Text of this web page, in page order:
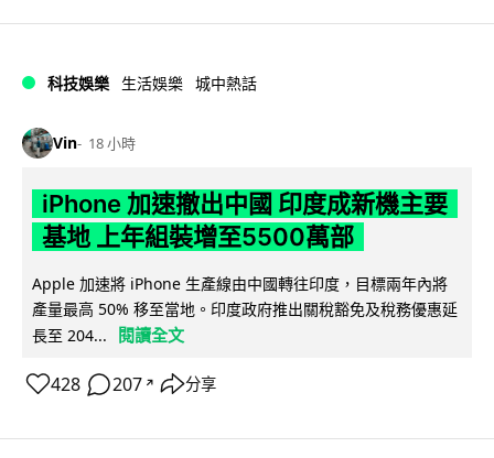
科技娛樂 生活娛樂 城中熱話
Vin 18 小時
iPhone 加速撤出中國 印度成新機主要
基地 上年組裝增至5500萬部
Apple 加速將 iPhone 生產線由中國轉往印度，目標兩年內將
產量最高 50% 移至當地。印度政府推出關稅豁免及稅務優惠延
長至 204...
閱讀全文
428 207 ↗ 分享